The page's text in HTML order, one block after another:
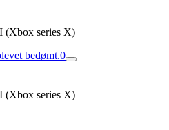
(Xbox series X)
bedømt.0
(Xbox series X)